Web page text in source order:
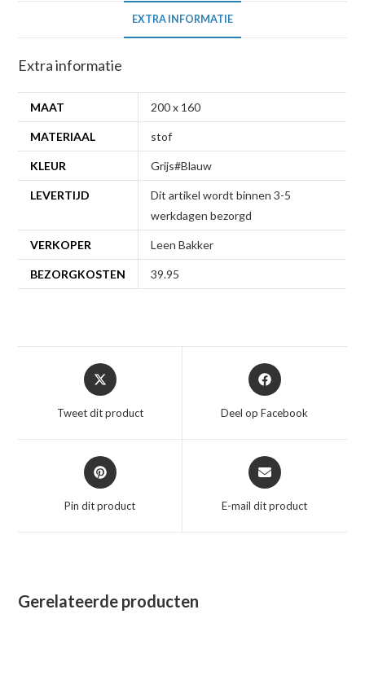
EXTRA INFORMATIE
Extra informatie
MAAT 200 x 160
MATERIAAL stof
KLEUR Grijs#Blauw
LEVERTIJD
Dit artikel wordt binnen 3-5
werkdagen bezorgd
VERKOPER Leen Bakker
BEZORGKOSTEN 39.95
Opent
in
nieuw
Tweet dit product
Opent
in
nieuw
Deel op Facebook
Opent
in
nieuw
Pin dit product
Opent
in
nieuw
E-mail dit product
Gerelateerde producten